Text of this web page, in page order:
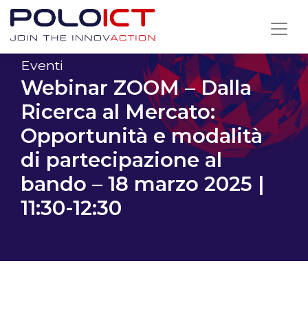
Skip
contentEventi
Webinar ZOOM – Dalla
Ricerca al Mercato:
Opportunità e modalità
di partecipazione al
bando – 18 marzo 2025 |
11:30-12:30